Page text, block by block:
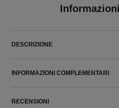
DESCRIZIONE
INFORMAZIONI COMPLEMENTARI
RECENSIONI